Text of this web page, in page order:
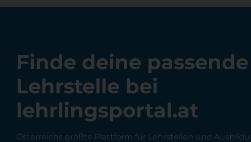
Finde deine passende
Lehrstelle bei
lehrlingsportal.at
Österreichs größte Plattform für Lehrstellen und